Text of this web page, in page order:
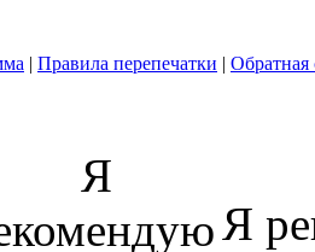
| Правила перепечатки | Обратная
Я